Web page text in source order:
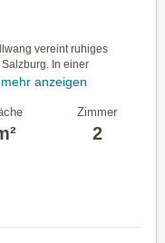
vereint ruhiges
In einer
mehr anzeigen
Zimmer
2